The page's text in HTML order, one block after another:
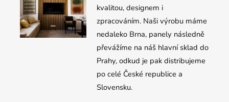
kvalitou, designem i
zpracováním. Naši výrobu máme
nedaleko Brna, panely následně
převážíme na náš hlavní sklad do
Prahy, odkud je pak distribujeme
po celé České republice a
Slovensku.